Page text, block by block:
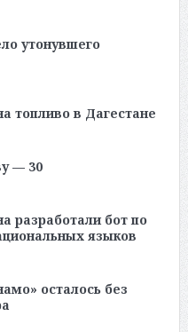
утонувшего
топливо в Дагестане
— 30
разработали бот по
языков
осталось без